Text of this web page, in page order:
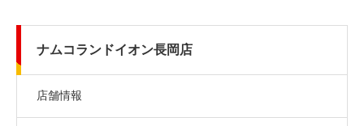
ナムコランドイオン長岡店
店舗情報